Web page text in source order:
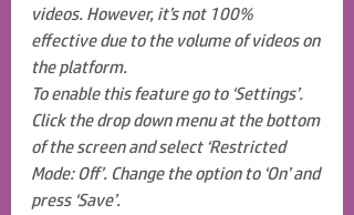
videos. However, it’s not 100%
effective due to the volume of videos on
the platform.
To enable this feature go to ‘Settings’.
Click the drop down menu at the bottom
of the screen and select ‘Restricted
Mode: Off’. Change the option to ‘On’ and
press ‘Save’.